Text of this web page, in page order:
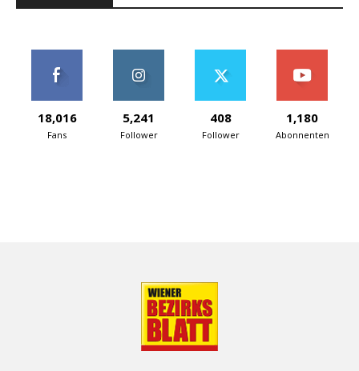
18,016
Fans
5,241
Follower
408
Follower
1,180
Abonnenten